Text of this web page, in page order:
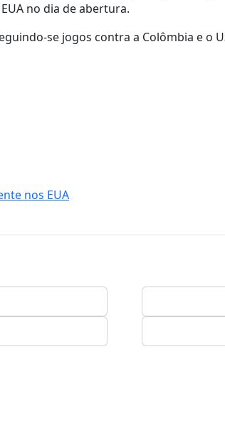
no dia de abertura.
se jogos contra a Colômbia e o
nos EUA